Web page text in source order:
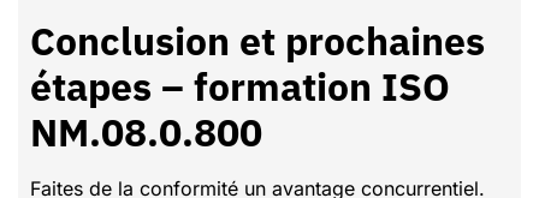
Conclusion et prochaines
étapes – formation ISO
NM.08.0.800
Faites de la conformité un avantage concurrentiel.